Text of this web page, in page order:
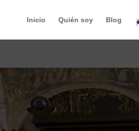
Inicio Quién soy Blog